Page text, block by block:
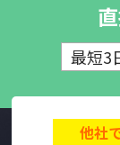
最短3
他社